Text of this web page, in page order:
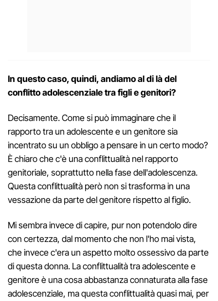
In questo caso, quindi, andiamo al di là del
conflitto adolescenziale tra figli e genitori?
Decisamente. Come si può immaginare che il
rapporto tra un adolescente e un genitore sia
incentrato su un obbligo a pensare in un certo modo?
È chiaro che c'è una conflittualità nel rapporto
genitoriale, soprattutto nella fase dell'adolescenza.
Questa conflittualità però non si trasforma in una
vessazione da parte del genitore rispetto al figlio.
Mi sembra invece di capire, pur non potendolo dire
con certezza, dal momento che non l'ho mai vista,
che invece c'era un aspetto molto ossessivo da parte
di questa donna. La conflittualità tra adolescente e
genitore è una cosa abbastanza connaturata alla fase
adolescenziale, ma questa conflittualità quasi mai, per